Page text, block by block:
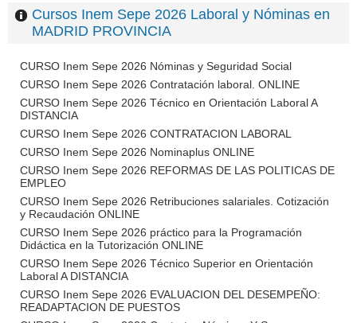
Cursos Inem Sepe 2026 Laboral y Nóminas en
MADRID PROVINCIA
CURSO Inem Sepe 2026 Nóminas y Seguridad Social
CURSO Inem Sepe 2026 Contratación laboral. ONLINE
CURSO Inem Sepe 2026 Técnico en Orientación Laboral A
DISTANCIA
CURSO Inem Sepe 2026 CONTRATACION LABORAL
CURSO Inem Sepe 2026 Nominaplus ONLINE
CURSO Inem Sepe 2026 REFORMAS DE LAS POLITICAS DE
EMPLEO
CURSO Inem Sepe 2026 Retribuciones salariales. Cotización
y Recaudación ONLINE
CURSO Inem Sepe 2026 práctico para la Programación
Didáctica en la Tutorización ONLINE
CURSO Inem Sepe 2026 Técnico Superior en Orientación
Laboral A DISTANCIA
CURSO Inem Sepe 2026 EVALUACION DEL DESEMPEÑO:
READAPTACION DE PUESTOS